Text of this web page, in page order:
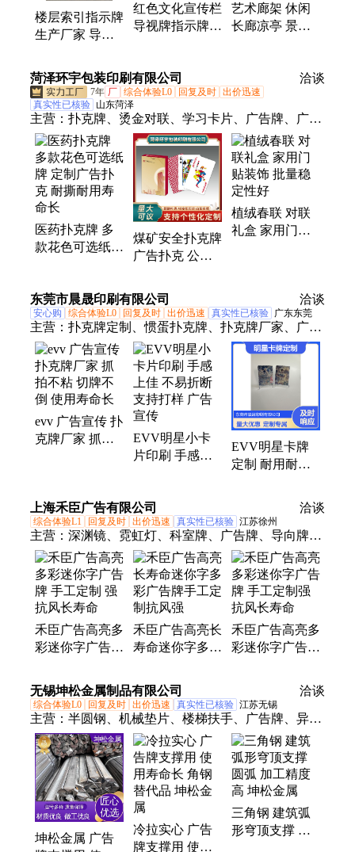
楼层索引指示牌
生产厂家 导视
包含设计
红色文化宣传栏
导视牌指示牌
耐用
艺术廊架 休闲
长廊凉亭 景观
菏泽环宇包装印刷有限公司 洽谈
7年 厂 综合体验L0 回复及时 出价迅速
真实性已核验 山东菏泽
主营： 扑克牌、烫金对联、学习卡片、广告牌、广告
对联、订制对联、对联定制、植绒对联、广告扑克、
广告春联、房地产扑克、礼品扑克牌、春联、对联、
春节大礼包、烫金红包、植绒福字、静电窗花、扑克
牌厂家、对联厂家、掼弹扑克、掼蛋扑克牌、银行促
销扑克牌、pvc扑克牌、订制扑克牌
医药扑克牌 多
款花色可选纸牌
煤矿安全扑克牌
广告扑克 公司
现货速发效率高
植绒春联 对联
礼盒 家用门贴
东莞市晨晟印刷有限公司 洽谈
安心购 综合体验L0 回复及时 出价迅速 真实性已核验 广东东莞
主营： 扑克牌定制、惯蛋扑克牌、扑克牌厂家、广告
牌、扑克牌工厂、东莞扑克牌厂家、东莞扑克牌定
制、广州扑克牌定制、广州扑克牌厂家、惯蛋扑克牌
定制、惯蛋扑克牌厂家、惯蛋扑克牌工厂、扑克牌定
做、扑克牌印刷、TCG卡牌印刷、桌游印刷、德州扑
克牌印刷、收藏卡牌印刷、企业卡牌、防水卡牌、耐
磨卡牌
evv 广告宣传 扑
克牌厂家 抓拍
EVV明星小卡
片印刷 手感上
传
EVV明星卡牌
定制 耐用耐折
上海禾臣广告有限公司 洽谈
综合体验L1 回复及时 出价迅速 真实性已核验 江苏徐州
主营： 深渊镜、霓虹灯、科室牌、广告牌、导向牌、
无边字、宣传栏、穿孔字、迷你字、千层镜、导电玻
璃发光字、注水旗、发光字、招牌定制、彩钢扣板、
扣板招牌、喷绘写真、景观摆件、招牌标识、背打灯
字、展架定制、门型展架、精神堡垒、广告招牌、卡
布灯箱
禾臣广告高亮多
彩迷你字广告牌
风长寿命
禾臣广告高亮长
寿命迷你字多彩
抗风强
禾臣广告高亮多
彩迷你字广告牌
无锡坤松金属制品有限公司 洽谈
综合体验L0 回复及时 出价迅速 真实性已核验 江苏无锡
主营： 半圆钢、机械垫片、楼梯扶手、广告牌、异形
钢管、圆钢标准件、不锈钢方钢、不锈钢方管、圆弧
三角钢、金属编织网、不锈钢光亮管、梯形钢结构
件、光亮小口径焊管
坤松金属 广告
冷拉实心 广告
牌支撑用 使用
三角钢 建筑弧
形穹顶支撑 圆